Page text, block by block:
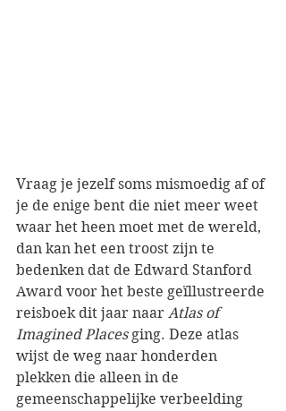
Vraag je jezelf soms mismoedig af of
je de enige bent die niet meer weet
waar het heen moet met de wereld,
dan kan het een troost zijn te
bedenken dat de Edward Stanford
Award voor het beste geïllustreerde
reisboek dit jaar naar Atlas of
Imagined Places ging. Deze atlas
wijst de weg naar honderden
plekken die alleen in de
gemeenschappelijke verbeelding